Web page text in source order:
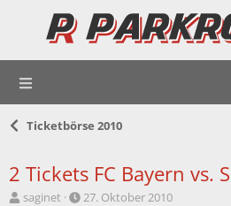
Ticketbörse 2010
2 Tickets FC Bayern vs.
E
saginet
E
27. Oktober 2010